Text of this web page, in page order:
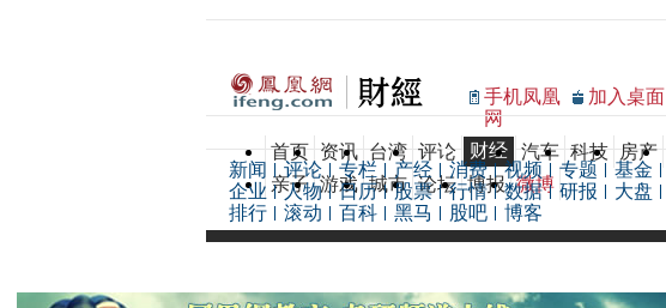
手机凤凰
网
加入桌面
首页 资讯 台湾 评论 财经 汽车 科技 房产
亲子 游戏 城市 论坛 博报 微博
新闻 评论 专栏 产经 消费 视频 专题 基金
企业
人物 日历 股票 行情 数据 研报 大盘
排行
滚动 百科 黑马 股吧 博客